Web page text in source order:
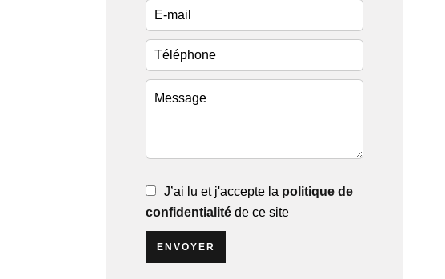
J’ai lu et j'accepte la politique de
confidentialité de ce site
ENVOYER